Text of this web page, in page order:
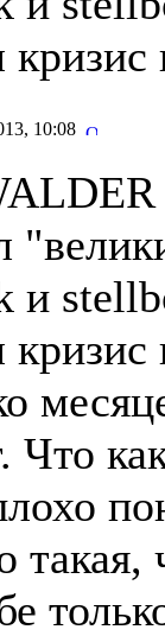
10:08
и
Что
такая,